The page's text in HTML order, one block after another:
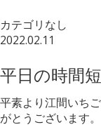
カテゴリなし
2022.02.11
平日の時間
平素より江間いち
がとうございます。